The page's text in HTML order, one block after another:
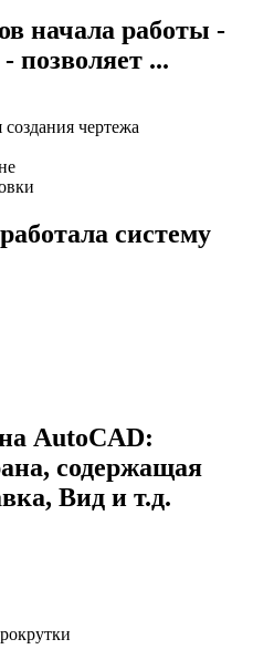
начала работы -
позволяет ...
чертежа
систему
AutoCAD:
содержащая
Вид и т.д.